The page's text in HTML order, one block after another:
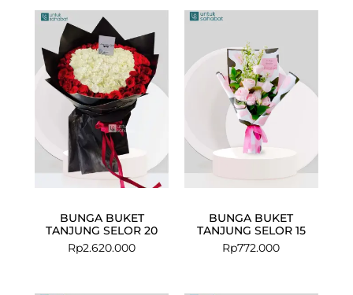
BUNGA BUKET
TANJUNG SELOR 20
Rp2.620.000
BUNGA BUKET
TANJUNG SELOR 15
Rp772.000